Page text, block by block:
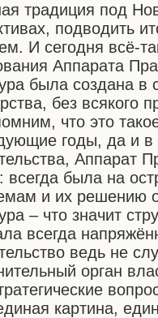
традиция под
подводить
И сегодня всё-
Аппарата
была создана
без всякого
что это
годы, да и в
Аппарат
всегда была на
и их решению
– что значит
всегда
ведь не
орган
картина,